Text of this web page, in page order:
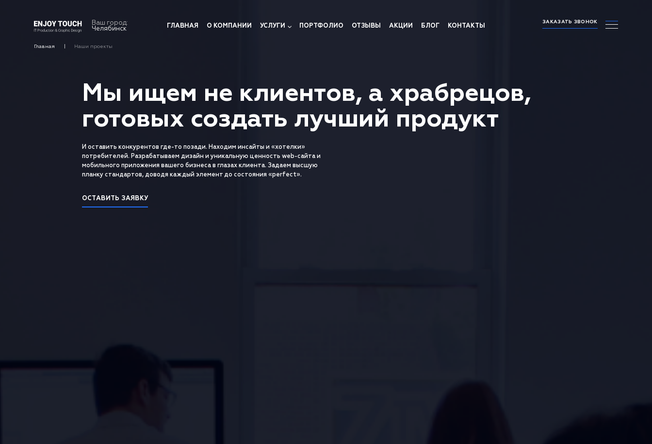
Ваш город:
Челябинск
ГЛАВНАЯ О КОМПАНИИ УСЛУГИ ПОРТФОЛИО ОТЗЫВЫ АКЦИИ БЛОГ КОНТАКТЫ
ЗАКАЗАТЬ ЗВОНОК
Главная Наши проекты
Мы ищем не клиентов, а храбрецов,
готовых создать лучший продукт
И оставить конкурентов где-то позади. Находим инсайты и «хотелки»
потребителей. Разрабатываем дизайн и уникальную ценность web-сайта и
мобильного приложения вашего бизнеса в глазах клиента. Задаем высшую
планку стандартов, доводя каждый элемент до состояния «perfect».
ОСТАВИТЬ ЗАЯВКУ